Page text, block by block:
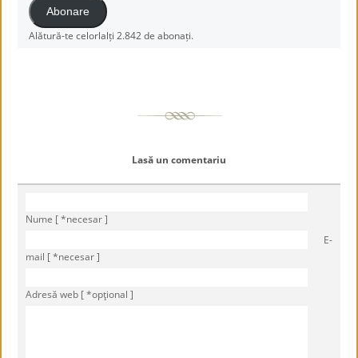
Abonare
Alătură-te celorlalți 2.842 de abonați.
Lasă un comentariu
Nume [ *necesar ]
E-
mail [ *necesar ]
Adresă web [ *opţional ]